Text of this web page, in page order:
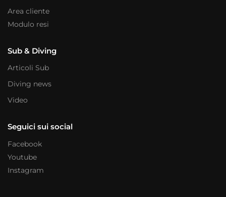
Area cliente
Modulo resi
Sub & Diving
Articoli Sub
Diving news
Video
Seguici sui social
Facebook
Youtube
Instagram